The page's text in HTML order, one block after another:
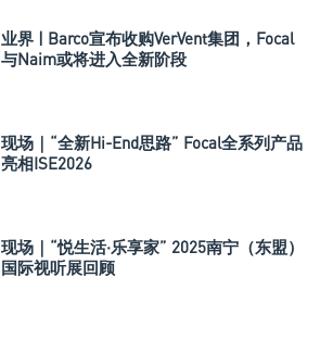
业界 | Barco宣布收购VerVent集团，Focal
与Naim或将进入全新阶段
现场｜“全新Hi-End思路” Focal全系列产品
亮相ISE2026
现场｜“悦生活·乐享家” 2025南宁（东盟）
国际视听展回顾